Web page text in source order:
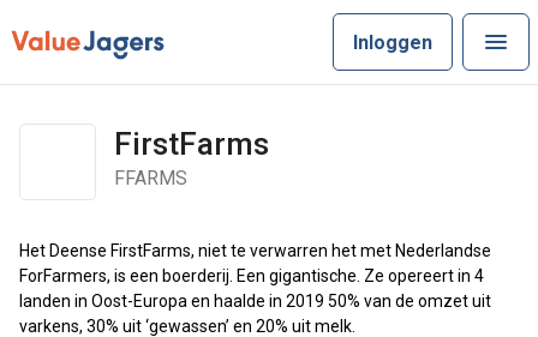
Inloggen
FirstFarms
FFARMS
Het Deense FirstFarms, niet te verwarren het met Nederlandse
ForFarmers, is een boerderij. Een gigantische. Ze opereert in 4
landen in Oost-Europa en haalde in 2019 50% van de omzet uit
varkens, 30% uit ‘gewassen’ en 20% uit melk.